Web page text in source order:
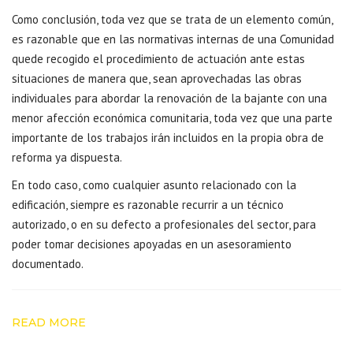
Como conclusión, toda vez que se trata de un elemento común,
es razonable que en las normativas internas de una Comunidad
quede recogido el procedimiento de actuación ante estas
situaciones de manera que, sean aprovechadas las obras
individuales para abordar la renovación de la bajante con una
menor afección económica comunitaria, toda vez que una parte
importante de los trabajos irán incluidos en la propia obra de
reforma ya dispuesta.
En todo caso, como cualquier asunto relacionado con la
edificación, siempre es razonable recurrir a un técnico
autorizado, o en su defecto a profesionales del sector, para
poder tomar decisiones apoyadas en un asesoramiento
documentado.
READ MORE